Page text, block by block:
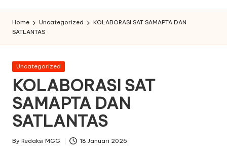
Home Uncategorized
KOLABORASI SAT SAMAPTA DAN
SATLANTAS
Posted
Uncategorized
KOLABORASI SAT
SAMAPTA DAN
SATLANTAS
Posted
By Redaksi MGG 18 Januari 2026